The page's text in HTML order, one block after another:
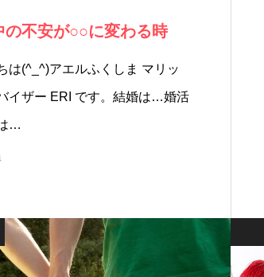
の不安が○○に変わる時
は(^_^)アエルふくしま マリッ
イザー ERI です。結婚は…婚活
…